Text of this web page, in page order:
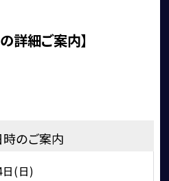
詳細ご案内】
のご案内
(日)